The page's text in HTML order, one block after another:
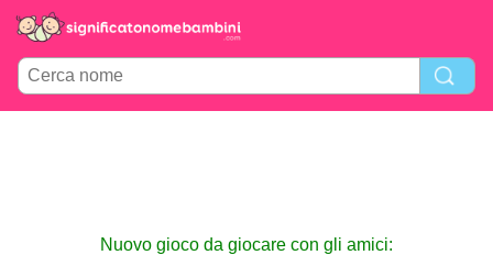
Nuovo gioco da giocare con gli amici: